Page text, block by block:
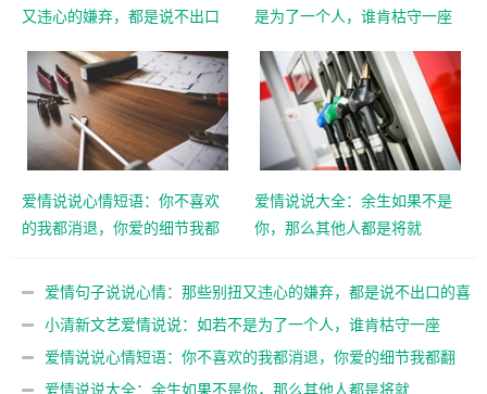
又违心的嫌弃，都是说不出口
是为了一个人，谁肯枯守一座
爱情说说心情短语：你不喜欢
的我都消退，你爱的细节我都
爱情说说大全：余生如果不是
你，那么其他人都是将就
爱情句子说说心情：那些别扭又违心的嫌弃，都是说不出口的喜
欢 小清新文艺爱情说说：如若不是为了一个人，谁肯枯守一座
城 爱情说说心情短语：你不喜欢的我都消退，你爱的细节我都翻
倍 爱情说说大全：余生如果不是你，那么其他人都是将就